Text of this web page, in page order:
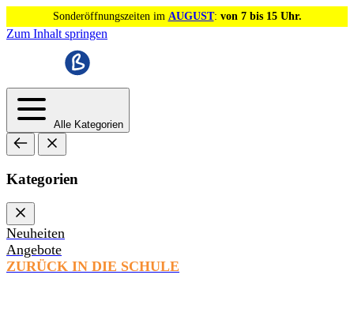
Sonderöffnungszeiten im AUGUST: von 7 bis 15 Uhr.
Zum Inhalt springen
Alle Kategorien
Kategorien
Neuheiten
Angebote
ZURÜCK IN DIE SCHULE